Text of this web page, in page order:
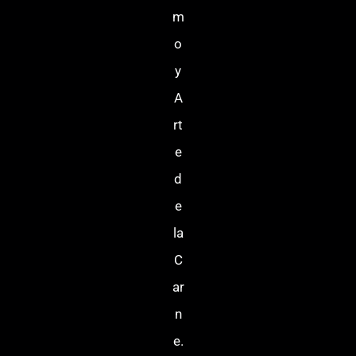
m
o
y
A
rt
e
d
e
la
C
ar
n
e.